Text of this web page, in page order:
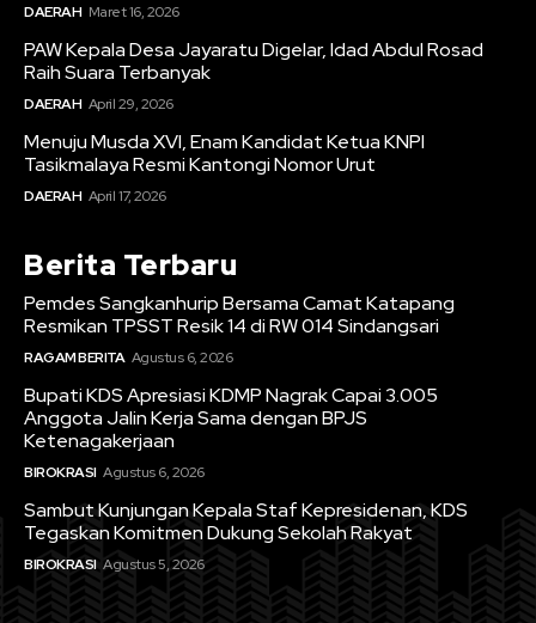
DAERAH Maret 16, 2026
PAW Kepala Desa Jayaratu Digelar, Idad Abdul Rosad
Raih Suara Terbanyak
DAERAH April 29, 2026
Menuju Musda XVI, Enam Kandidat Ketua KNPI
Tasikmalaya Resmi Kantongi Nomor Urut
DAERAH April 17, 2026
Berita Terbaru
Pemdes Sangkanhurip Bersama Camat Katapang
Resmikan TPSST Resik 14 di RW 014 Sindangsari
RAGAM BERITA Agustus 6, 2026
Bupati KDS Apresiasi KDMP Nagrak Capai 3.005
Anggota Jalin Kerja Sama dengan BPJS
Ketenagakerjaan
BIROKRASI Agustus 6, 2026
Sambut Kunjungan Kepala Staf Kepresidenan, KDS
Tegaskan Komitmen Dukung Sekolah Rakyat
BIROKRASI Agustus 5, 2026